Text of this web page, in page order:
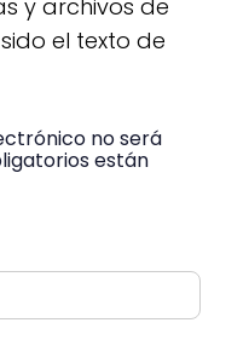
y archivos de
el texto de
no será
están